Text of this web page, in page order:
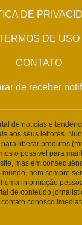
DE
DE USO
CONTATO
de receber
de notícias e
aos seus leitores.
liberar produtos
o possível para
mas em
nem sempre
informação
de conteúdo
conosco